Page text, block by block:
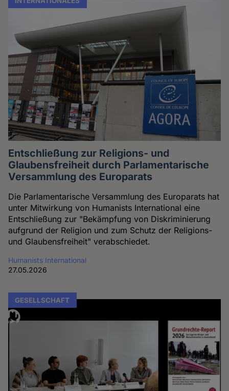
Entschließung zur Religions- und
Glaubensfreiheit durch Parlamentarische
Versammlung des Europarats
Die Parlamentarische Versammlung des Europarats hat
unter Mitwirkung von Humanists International eine
Entschließung zur "Bekämpfung von Diskriminierung
aufgrund der Religion und zum Schutz der Religions-
und Glaubensfreiheit" verabschiedet.
Humanists International
27.05.2026
GESELLSCHAFT